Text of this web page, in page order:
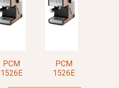
PCM
1526E
PCM
1526E